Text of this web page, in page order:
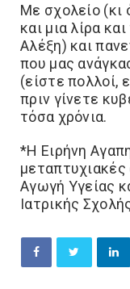
Με σχολείο (κι
και μια λίρα
Αλέξη) και
που μας
(είστε πολλοί,
πριν γίνετε
τόσα χρόνια.
*Η Ειρήνη
Αγωγή Υγείας
Ιατρικής